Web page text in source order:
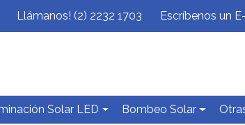
Llámanos! (2) 2232 1703 Escríbenos un
Solar LED Bombeo Solar